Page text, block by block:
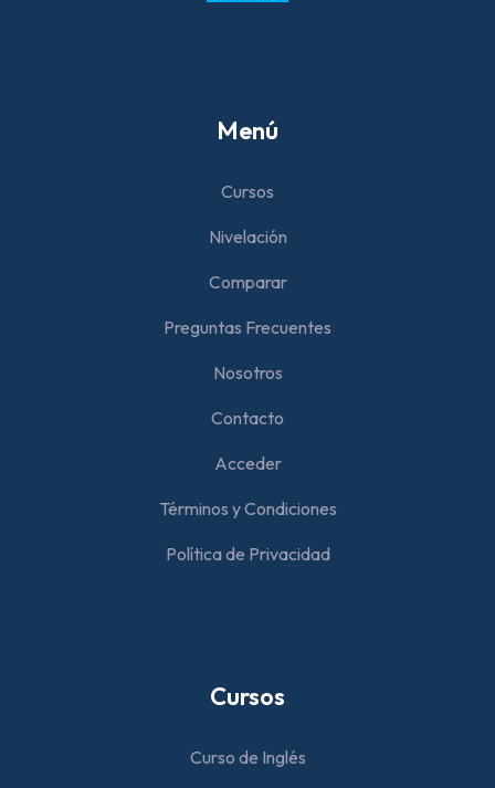
Menú
Cursos
Nivelación
Comparar
Preguntas Frecuentes
Nosotros
Contacto
Acceder
Términos y Condiciones
Política de Privacidad
Cursos
Curso de Inglés